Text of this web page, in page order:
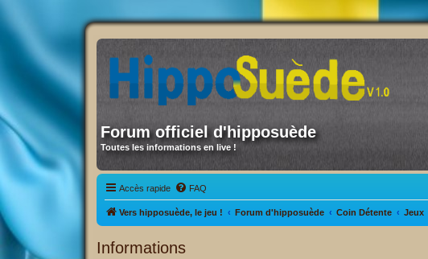
Forum officiel d'hipposuède
Toutes les informations en live !
Accès rapide FAQ
Vers hipposuède, le jeu ! Forum d'hipposuède Coin Détente Jeux
Informations